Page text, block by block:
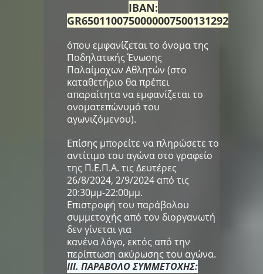
IBAN:
GR6501100750000007500131292
όπου εμφανίζεται το όνομα της
Ποδηλατικής Ένωσης
Παλαίμαχων Αθλητών (στο
καταθετήριο θα πρέπει
απαραίτητα να εμφανίζεται το
ονοματεπώνυμό του
αγωνιζόμενου).
Επίσης μπορείτε να πληρώσετε το
αντίτιμο του αγώνα στο γραφείο
της Π.Ε.Π.Α. τις Δευτέρες
26/8/2024, 2/9/2024 από τις
20:30μμ-22:00μμ.
Επιστροφή του παράβολου
συμμετοχής από τον διοργανωτή
δεν γίνεται για
κανένα λόγο, εκτός από την
περίπτωση ακύρωσης του αγώνα.
III. ΠΑΡΑΒΟΛΟ ΣΥΜΜΕΤΟΧΗΣ: